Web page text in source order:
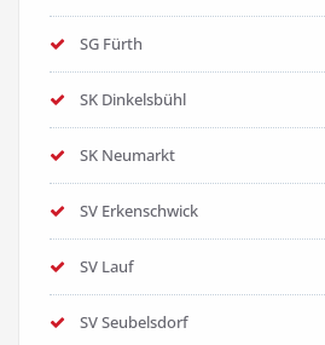
SG Fürth
SK Dinkelsbühl
SK Neumarkt
SV Erkenschwick
SV Lauf
SV Seubelsdorf